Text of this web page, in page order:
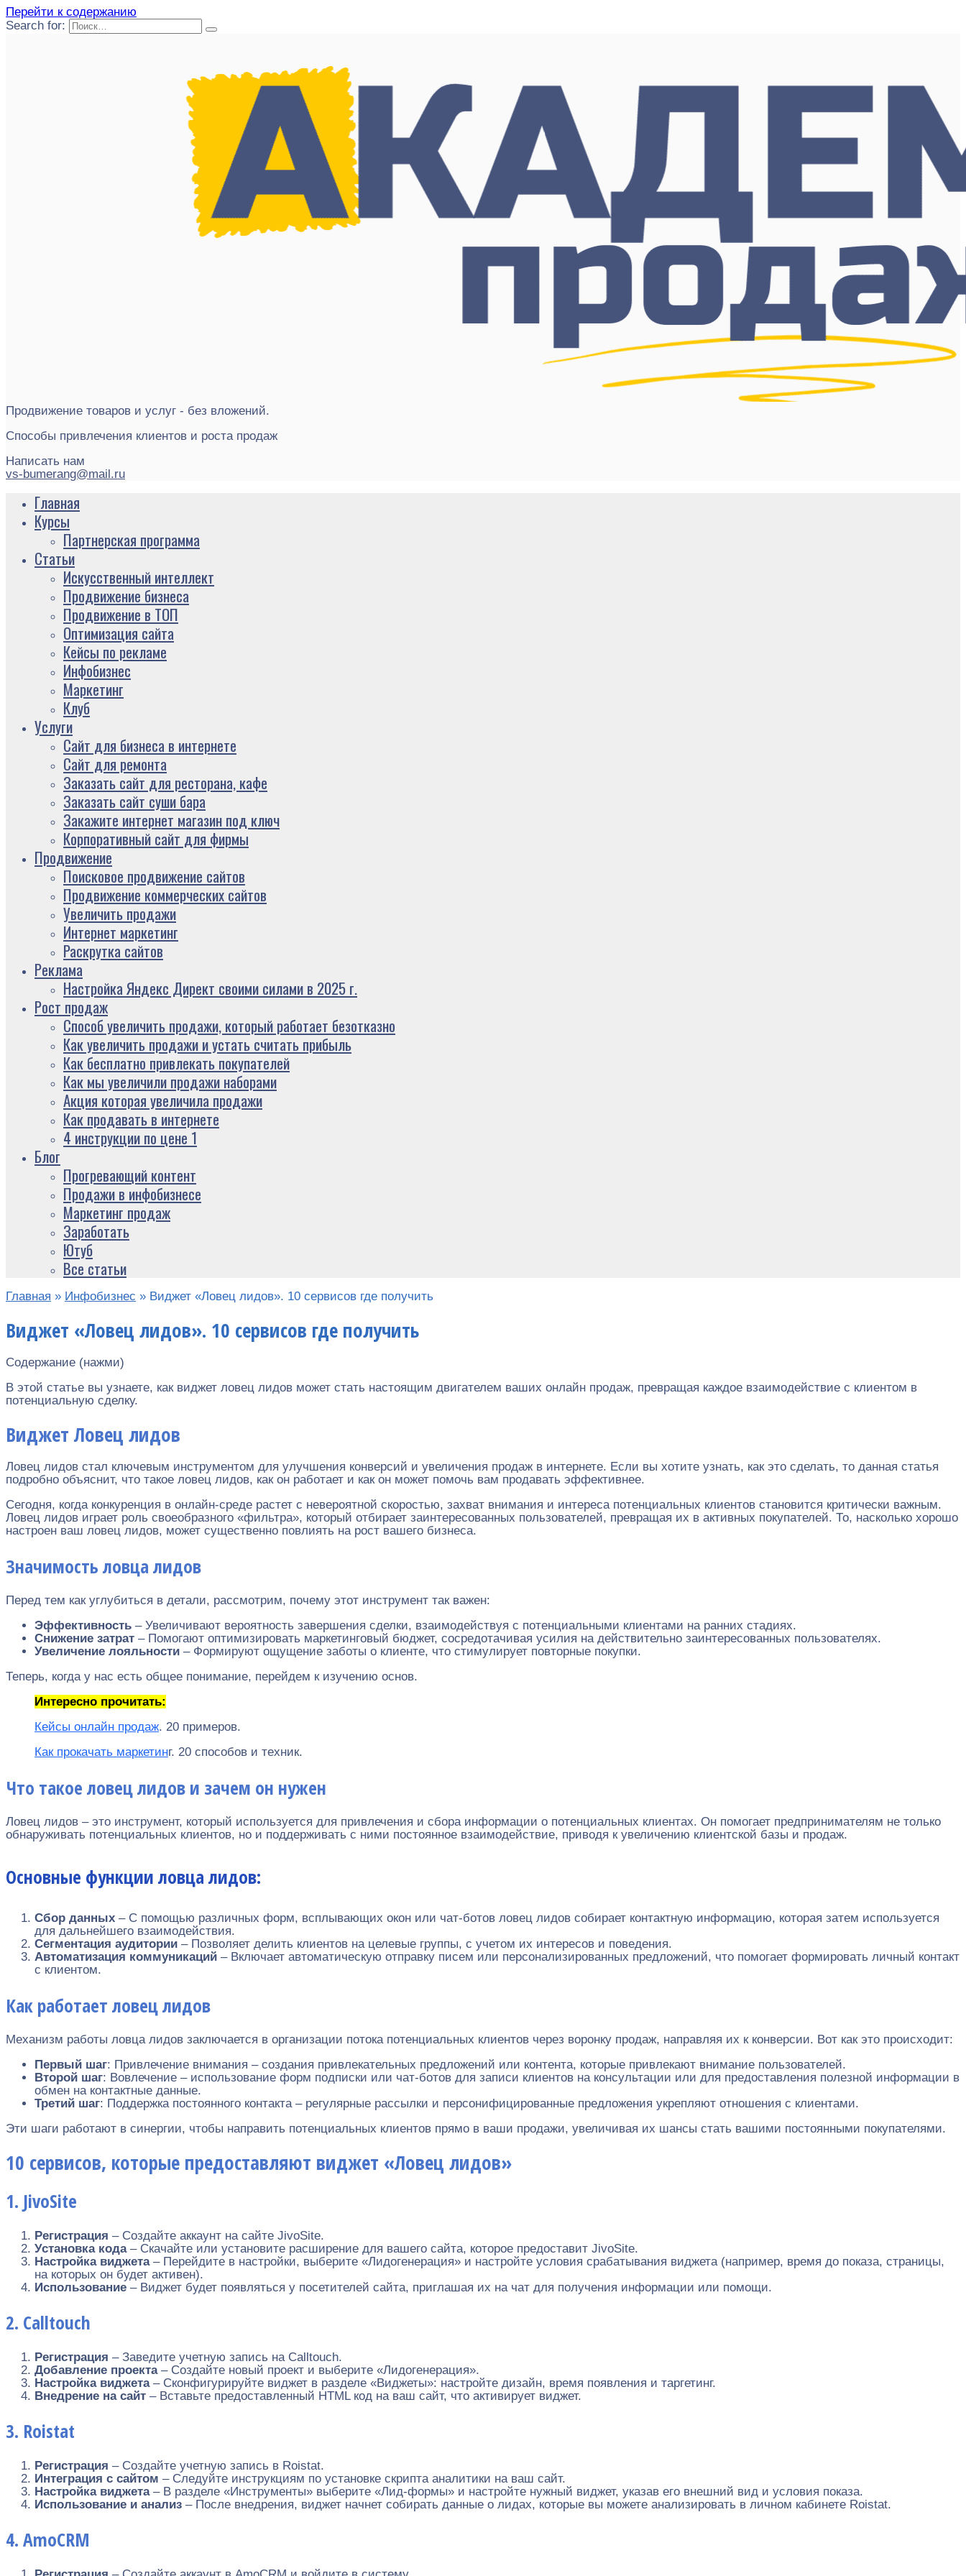
Перейти к содержанию
Search for:
Продвижение товаров и услуг - без вложений.
Способы привлечения клиентов и роста продаж
Написать нам
vs-bumerang@mail.ru
Главная
Курсы
Партнерская программа
Статьи
Искусственный интеллект
Продвижение бизнеса
Продвижение в ТОП
Оптимизация сайта
Кейсы по рекламе
Инфобизнес
Маркетинг
Клуб
Услуги
Сайт для бизнеса в интернете
Сайт для ремонта
Заказать сайт для ресторана, кафе
Заказать сайт суши бара
Закажите интернет магазин под ключ
Корпоративный сайт для фирмы
Продвижение
Поисковое продвижение сайтов
Продвижение коммерческих сайтов
Увеличить продажи
Интернет маркетинг
Раскрутка сайтов
Реклама
Настройка Яндекс Директ своими силами в 2025 г.
Рост продаж
Способ увеличить продажи, который работает безотказно
Как увеличить продажи и устать считать прибыль
Как бесплатно привлекать покупателей
Как мы увеличили продажи наборами
Акция которая увеличила продажи
Как продавать в интернете
4 инструкции по цене 1
Блог
Прогревающий контент
Продажи в инфобизнесе
Маркетинг продаж
Заработать
Ютуб
Все статьи
Главная » Инфобизнес » Виджет «Ловец лидов». 10 сервисов где получить
Виджет «Ловец лидов». 10 сервисов где получить
Содержание (нажми)
В этой статье вы узнаете, как виджет ловец лидов может стать настоящим двигателем ваших онлайн продаж, превращая каждое взаимодействие с клиентом в
потенциальную сделку.
Виджет Ловец лидов
Ловец лидов стал ключевым инструментом для улучшения конверсий и увеличения продаж в интернете. Если вы хотите узнать, как это сделать, то данная статья
подробно объяснит, что такое ловец лидов, как он работает и как он может помочь вам продавать эффективнее.
Сегодня, когда конкуренция в онлайн-среде растет с невероятной скоростью, захват внимания и интереса потенциальных клиентов становится критически важным.
Ловец лидов играет роль своеобразного «фильтра», который отбирает заинтересованных пользователей, превращая их в активных покупателей. То, насколько хорошо
настроен ваш ловец лидов, может существенно повлиять на рост вашего бизнеса.
Значимость ловца лидов
Перед тем как углубиться в детали, рассмотрим, почему этот инструмент так важен:
Эффективность – Увеличивают вероятность завершения сделки, взаимодействуя с потенциальными клиентами на ранних стадиях.
Снижение затрат – Помогают оптимизировать маркетинговый бюджет, сосредотачивая усилия на действительно заинтересованных пользователях.
Увеличение лояльности – Формируют ощущение заботы о клиенте, что стимулирует повторные покупки.
Теперь, когда у нас есть общее понимание, перейдем к изучению основ.
Интересно прочитать:
Кейсы онлайн продаж. 20 примеров.
Как прокачать маркетинг. 20 способов и техник.
Что такое ловец лидов и зачем он нужен
Ловец лидов – это инструмент, который используется для привлечения и сбора информации о потенциальных клиентах. Он помогает предпринимателям не только
обнаруживать потенциальных клиентов, но и поддерживать с ними постоянное взаимодействие, приводя к увеличению клиентской базы и продаж.
Основные функции ловца лидов:
Сбор данных – С помощью различных форм, всплывающих окон или чат-ботов ловец лидов собирает контактную информацию, которая затем используется
для дальнейшего взаимодействия.
Сегментация аудитории – Позволяет делить клиентов на целевые группы, с учетом их интересов и поведения.
Автоматизация коммуникаций – Включает автоматическую отправку писем или персонализированных предложений, что помогает формировать личный контакт
с клиентом.
Как работает ловец лидов
Механизм работы ловца лидов заключается в организации потока потенциальных клиентов через воронку продаж, направляя их к конверсии. Вот как это происходит:
Первый шаг: Привлечение внимания – создания привлекательных предложений или контента, которые привлекают внимание пользователей.
Второй шаг: Вовлечение – использование форм подписки или чат-ботов для записи клиентов на консультации или для предоставления полезной информации в
обмен на контактные данные.
Третий шаг: Поддержка постоянного контакта – регулярные рассылки и персонифицированные предложения укрепляют отношения с клиентами.
Эти шаги работают в синергии, чтобы направить потенциальных клиентов прямо в ваши продажи, увеличивая их шансы стать вашими постоянными покупателями.
10 сервисов, которые предоставляют виджет «Ловец лидов»
1. JivoSite
Регистрация – Создайте аккаунт на сайте JivoSite.
Установка кода– Скачайте или установите расширение для вашего сайта, которое предоставит JivoSite.
Настройка виджета– Перейдите в настройки, выберите «Лидогенерация» и настройте условия срабатывания виджета (например, время до показа, страницы,
на которых он будет активен).
Использование – Виджет будет появляться у посетителей сайта, приглашая их на чат для получения информации или помощи.
2. Calltouch
Регистрация – Заведите учетную запись на Calltouch.
Добавление проекта– Создайте новый проект и выберите «Лидогенерация».
Настройка виджета– Сконфигурируйте виджет в разделе «Виджеты»: настройте дизайн, время появления и таргетинг.
Внедрение на сайт – Вставьте предоставленный HTML код на ваш сайт, что активирует виджет.
3. Roistat
Регистрация – Создайте учетную запись в Roistat.
Интеграция с сайтом – Следуйте инструкциям по установке скрипта аналитики на ваш сайт.
Настройка виджета– В разделе «Инструменты» выберите «Лид-формы» и настройте нужный виджет, указав его внешний вид и условия показа.
Использование и анализ – После внедрения, виджет начнет собирать данные о лидах, которые вы можете анализировать в личном кабинете Roistat.
4. AmoCRM